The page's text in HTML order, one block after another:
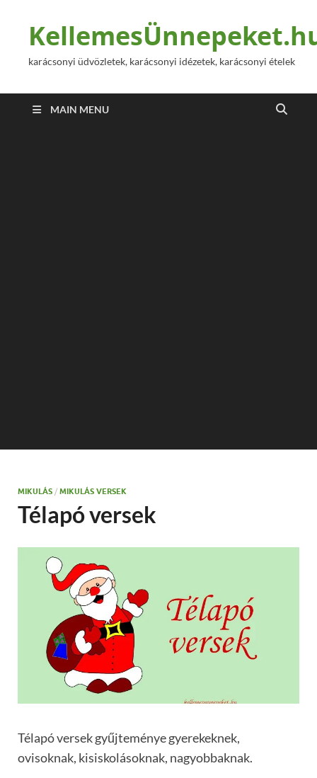
karácsonyi üdvözletek, karácsonyi idézetek, karácsonyi ételek
MAIN MENU
MIKULÁS / MIKULÁS VERSEK
Télapó versek
Télapó versek gyűjteménye gyerekeknek,
ovisoknak, kisiskolásoknak, nagyobbaknak.